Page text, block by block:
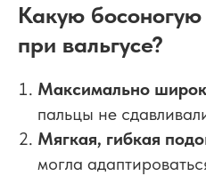
Какую
при вальгусе?
Максимально
пальцы не
Мягкая, гибкая
могла